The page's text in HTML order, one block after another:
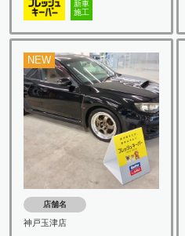
新車
施工
NEW
店舗名
神戸玉津店